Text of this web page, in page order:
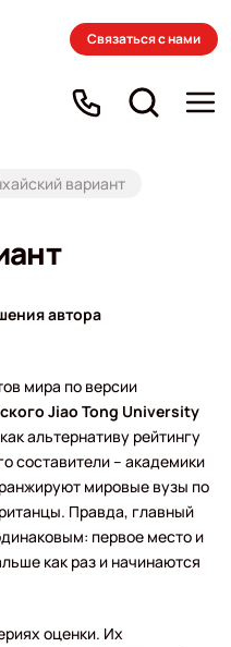
Связаться с нами
вариант
автора
мира по версии
Jiao Tong University
альтернативу рейтингу
составители – академики
мировые вузы по
Правда, главный
первое место и
как раз и начинаются
оценки. Их